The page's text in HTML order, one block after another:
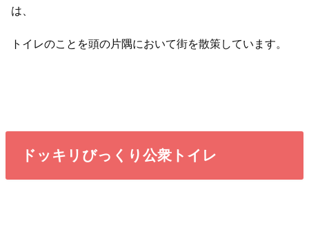
は、
トイレのことを頭の片隅において街を散策しています。
ドッキリびっくり公衆トイレ